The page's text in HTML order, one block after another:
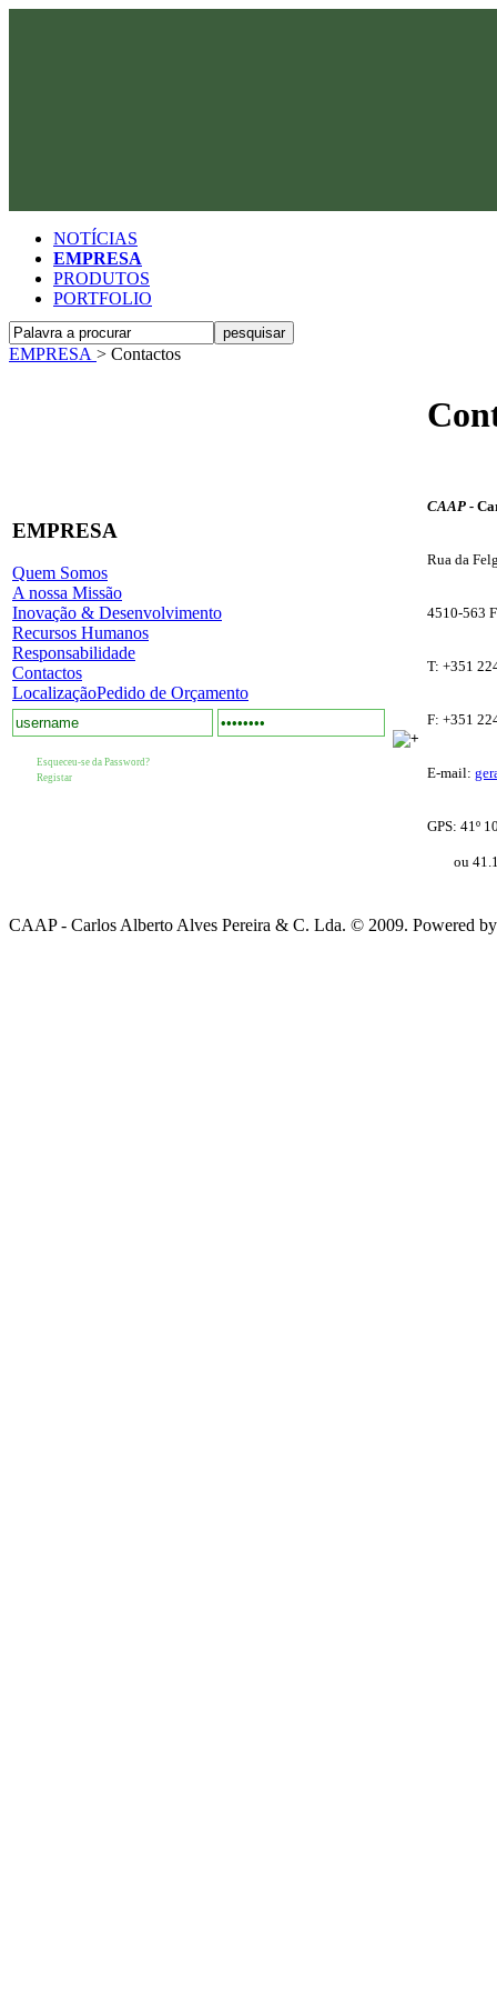
NOTÍCIAS
EMPRESA
PRODUTOS
PORTFOLIO
EMPRESA > Contactos
EMPRESA
Quem Somos
A nossa Missão
Inovação & Desenvolvimento
Recursos Humanos
Responsabilidade
Contactos
LocalizaçãoPedido de Orçamento
Esqueceu-se da Password?
Registar
CAAP -
Rua da
4510-563
T: +351
F: +351
E-mail:
GPS: 41º
ou
CAAP - Carlos Alberto Alves Pereira & C. Lda. © 2009. Powered